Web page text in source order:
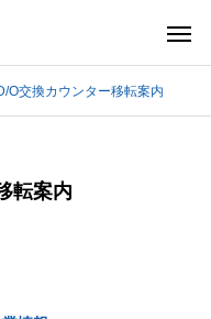
O交換カウンター移転案内
転案内